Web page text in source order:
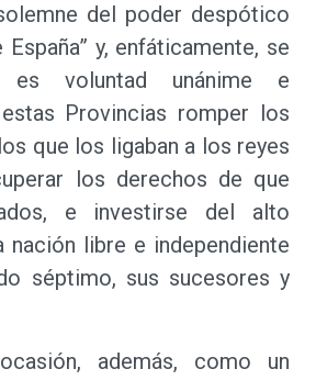
del poder despótico
y, enfáticamente, se
es voluntad unánime e
Provincias romper los
que los ligaban a los reyes
los derechos de que
e investirse del alto
nación libre e independiente
séptimo, sus sucesores y
además, como un